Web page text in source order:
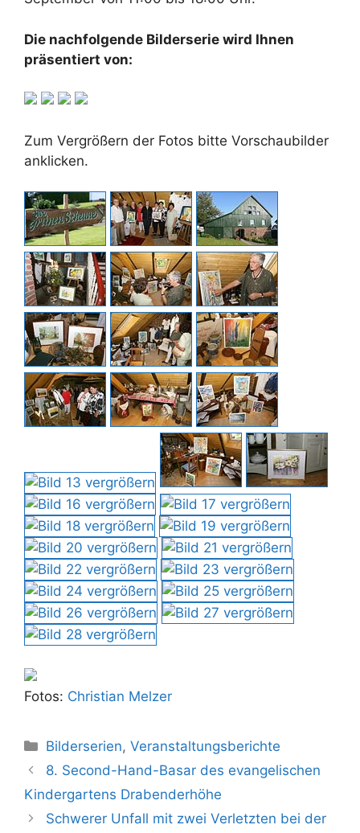
Die nachfolgende Bilderserie wird Ihnen
präsentiert von:
Zum Vergrößern der Fotos bitte Vorschaubilder
anklicken.
Fotos: Christian Melzer
Kategorien
Bilderserien,Veranstaltungsberichte
8. Second-Hand-Basar des evangelischen
Kindergartens Drabenderhöhe
Schwerer Unfall mit zwei Verletzten bei der